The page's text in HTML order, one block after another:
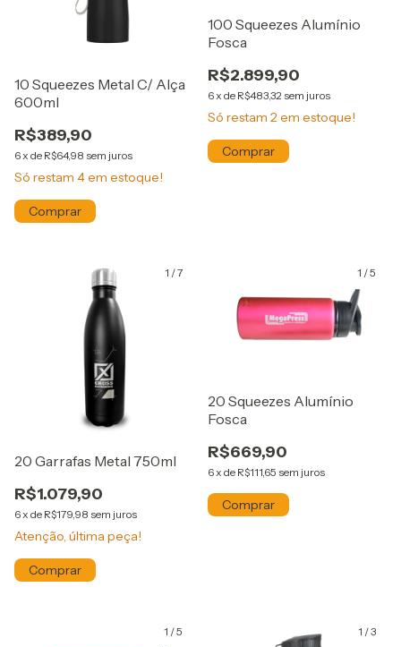
10 Squeezes Metal C/ Alça
600ml
R$389,90
6x de R$64,98 sem juros
Só restam 4em estoque!
100 Squeezes Alumínio
Fosca
R$2.899,90
6x de R$483,32 sem juros
Só restam 2em estoque!
1 /7
20 Garrafas Metal 750ml
R$1.079,90
6x de R$179,98 sem juros
Atenção, última peça!
1 /5
20 Squeezes Alumínio
Fosca
R$669,90
6x de R$111,65 sem juros
1 /5 1 /3